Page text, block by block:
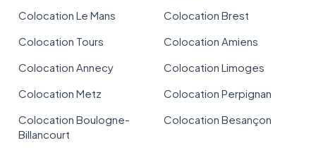
Colocation Le Mans
Colocation Brest
Colocation Tours
Colocation Amiens
Colocation Annecy
Colocation Limoges
Colocation Metz
Colocation Perpignan
Colocation Boulogne-
Billancourt
Colocation Besançon